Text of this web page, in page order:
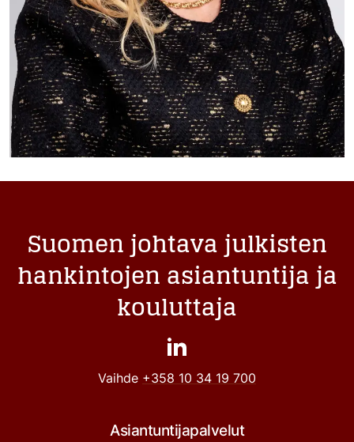
Suomen johtava julkisten
hankintojen asiantuntija ja
kouluttaja
Vaihde +358 10 34 19 700
Asiantuntijapalvelut